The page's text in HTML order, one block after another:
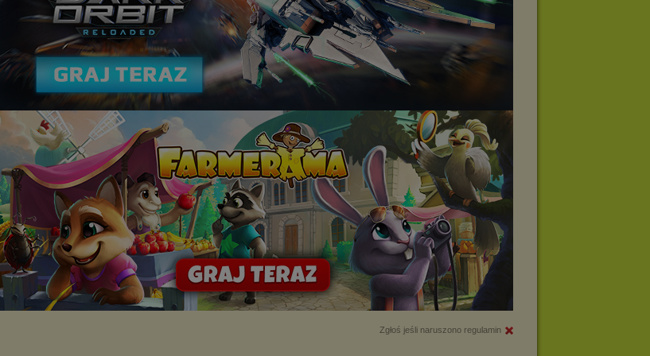
Zgłoś jeśli naruszono regulamin